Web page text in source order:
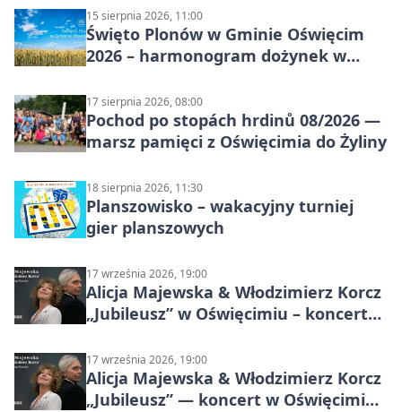
15 sierpnia 2026, 11:00
Święto Plonów w Gminie Oświęcim
2026 – harmonogram dożynek w
17 sierpnia 2026, 08:00
Pochod po stopách hrdinů 08/2026 —
marsz pamięci z Oświęcimia do Żyliny
18 sierpnia 2026, 11:30
Planszowisko – wakacyjny turniej
gier planszowych
17 września 2026, 19:00
Alicja Majewska & Włodzimierz Korcz
„Jubileusz” w Oświęcimiu – koncert
17 września 2026, 19:00
Alicja Majewska & Włodzimierz Korcz
„Jubileusz” — koncert w Oświęcimiu,